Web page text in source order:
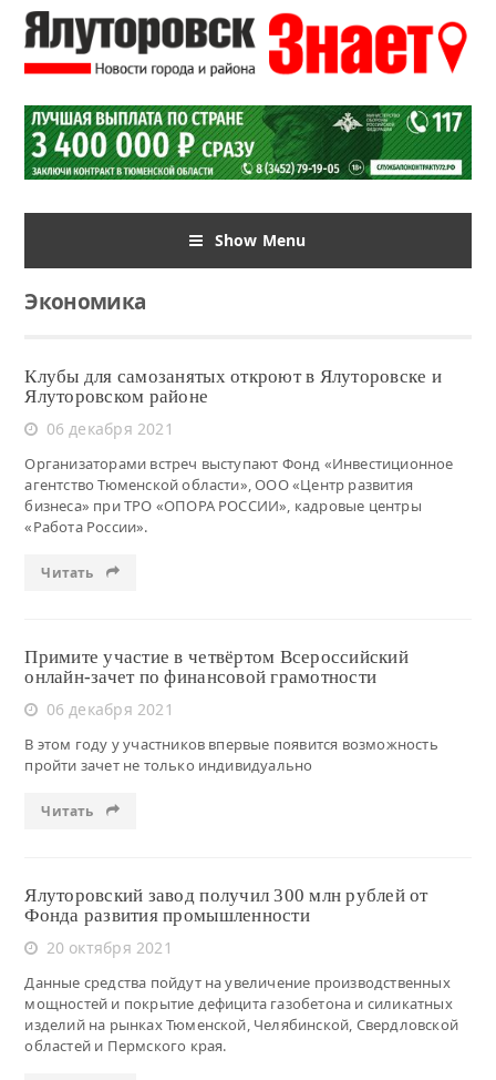
Show Menu
Экономика
Клубы для самозанятых откроют в Ялуторовске и
Ялуторовском районе
06 декабря 2021
Организаторами встреч выступают Фонд «Инвестиционное
агентство Тюменской области», ООО «Центр развития
бизнеса» при ТРО «ОПОРА РОССИИ», кадровые центры
«Работа России».
Читать
Примите участие в четвёртом Всероссийский
онлайн-зачет по финансовой грамотности
06 декабря 2021
В этом году у участников впервые появится возможность
пройти зачет не только индивидуально
Читать
Ялуторовский завод получил 300 млн рублей от
Фонда развития промышленности
20 октября 2021
Данные средства пойдут на увеличение производственных
мощностей и покрытие дефицита газобетона и силикатных
изделий на рынках Тюменской, Челябинской, Свердловской
областей и Пермского края.